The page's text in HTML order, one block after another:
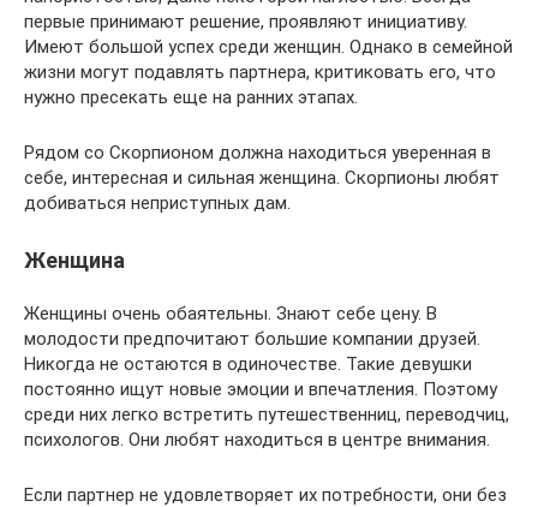
первые принимают решение, проявляют инициативу.
Имеют большой успех среди женщин. Однако в семейной
жизни могут подавлять партнера, критиковать его, что
нужно пресекать еще на ранних этапах.
Рядом со Скорпионом должна находиться уверенная в
себе, интересная и сильная женщина. Скорпионы любят
добиваться неприступных дам.
Женщина
Женщины очень обаятельны. Знают себе цену. В
молодости предпочитают большие компании друзей.
Никогда не остаются в одиночестве. Такие девушки
постоянно ищут новые эмоции и впечатления. Поэтому
среди них легко встретить путешественниц, переводчиц,
психологов. Они любят находиться в центре внимания.
Если партнер не удовлетворяет их потребности, они без